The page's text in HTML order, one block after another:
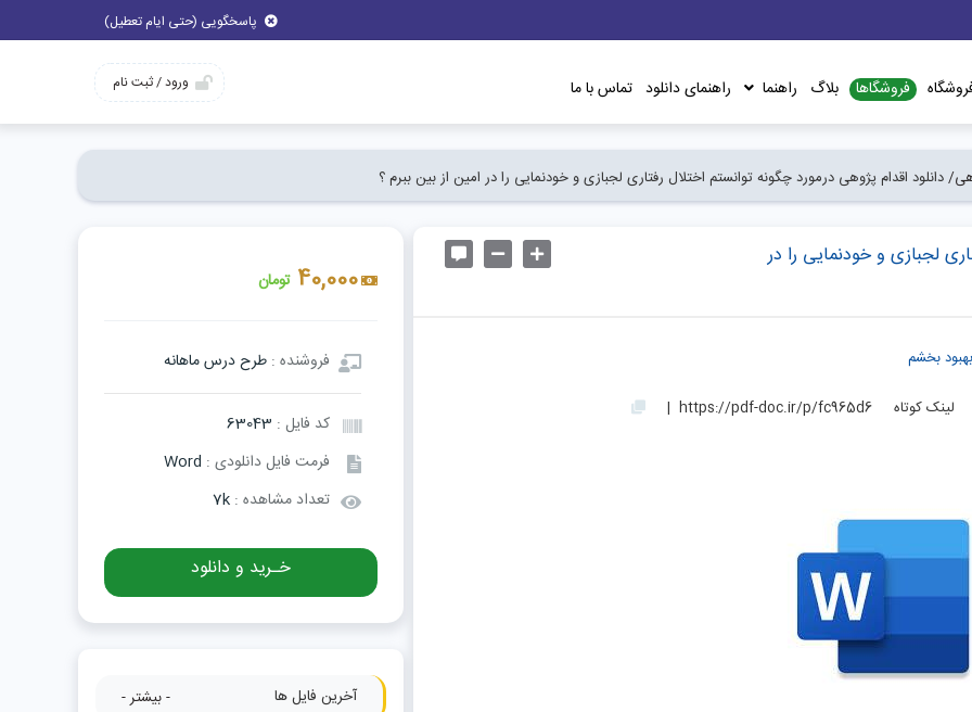
پاسخگویی (حتی ایام تعطیل)
فروشگاها بلاگ راهنما راهنمای دانلود تماس با ما ورود / ثبت نام
دانلود اقدام پژوهی درمورد چگونه توانستم اختلال رفتاری لجبازی و خودنمایی را در امین از بین ببرم ؟
40,000 تومان
فروشنده : طرح درس ماهانه
کد فایل : 63043
فرمت فایل دانلودی : Word
تعداد مشاهده : 7k
خـرید و دانلود
آخرین فایل ها - بیشتر -
لجبازی و خودنمایی را در
بخشم
لینک کوتاه https://pdf-doc.ir/p/fc965d6
|